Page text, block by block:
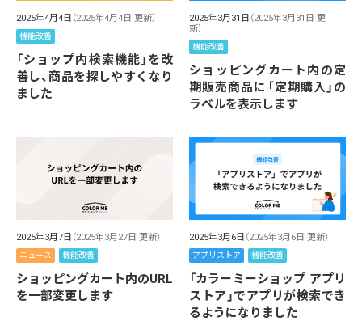
2025年4月4日 （2025年4月4日 更新）
機能改善
「ショップ内検索機能」を改
善し、商品を探しやすくなり
ました
2025年3月31日 （2025年3月31日 更
新）
機能改善
ショッピングカート内の定
期販売商品に「定期購入」の
ラベルを表示します
2025年3月7日 （2025年3月27日 更新）
ニュース 機能改善
ショッピングカート内のURL
を一部変更します
2025年3月6日 （2025年3月6日 更新）
アプリストア 機能改善
「カラーミーショップ アプリ
ストア」でアプリが検索でき
るようになりました